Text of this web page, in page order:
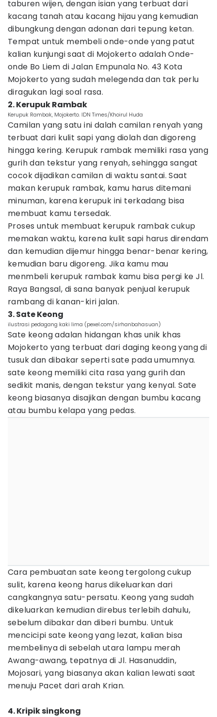
taburen wijen, dengan isian yang terbuat dari
kacang tanah atau kacang hijau yang kemudian
dibungkung dengan adonan dari tepung ketan.
Tempat untuk membeli onde-onde yang patut
kalian kunjungi saat di Mojokerto adalah Onde-
onde Bo Liem di Jalan Empunala No. 43 Kota
Mojokerto yang sudah melegenda dan tak perlu
diragukan lagi soal rasa.
2. Kerupuk Rambak
Kerupuk Rambak, Mojokerto. IDN Times/Khoirul Huda
Camilan yang satu ini dalah camilan renyah yang
terbuat dari kulit sapi yang diolah dan digoreng
hingga kering. Kerupuk rambak memiliki rasa yang
gurih dan tekstur yang renyah, sehingga sangat
cocok dijadikan camilan di waktu santai. Saat
makan kerupuk rambak, kamu harus ditemani
minuman, karena kerupuk ini terkadang bisa
membuat kamu tersedak.
Proses untuk membuat kerupuk rambak cukup
memakan waktu, karena kulit sapi harus direndam
dan kemudian dijemur hingga benar-benar kering,
kemudian baru digoreng. Jika kamu mau
menmbeli kerupuk rambak kamu bisa pergi ke Jl.
Raya Bangsal, di sana banyak penjual kerupuk
rambang di kanan-kiri jalan.
3. Sate Keong
ilustrasi pedagang kaki lima (pexel.com/sirhanbahasuan)
Sate keong adalan hidangan khas unik khas
Mojokerto yang terbuat dari daging keong yang di
tusuk dan dibakar seperti sate pada umumnya.
sate keong memiliki cita rasa yang gurih dan
sedikit manis, dengan tekstur yang kenyal. Sate
keong biasanya disajikan dengan bumbu kacang
atau bumbu kelapa yang pedas.
Cara pembuatan sate keong tergolong cukup
sulit, karena keong harus dikeluarkan dari
cangkangnya satu-persatu. Keong yang sudah
dikeluarkan kemudian direbus terlebih dahulu,
sebelum dibakar dan diberi bumbu. Untuk
mencicipi sate keong yang lezat, kalian bisa
membelinya di sebelah utara lampu merah
Awang-awang, tepatnya di Jl. Hasanuddin,
Mojosari, yang biasanya akan kalian lewati saat
menuju Pacet dari arah Krian.
4. Kripik singkong